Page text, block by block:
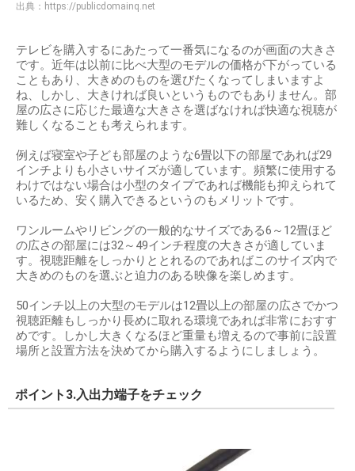
出典： https://publicdomainq.net
テレビを購入するにあたって一番気になるのが画面の大きさ
です。近年は以前に比べ大型のモデルの価格が下がっている
こともあり、大きめのものを選びたくなってしまいますよ
ね、しかし、大きければ良いというものでもありません。部
屋の広さに応じた最適な大きさを選ばなければ快適な視聴が
難しくなることも考えられます。
例えば寝室や子ども部屋のような6畳以下の部屋であれば29
インチよりも小さいサイズが適しています。頻繁に使用する
わけではない場合は小型のタイプであれば機能も抑えられて
いるため、安く購入できるというのもメリットです。
ワンルームやリビングの一般的なサイズである6～12畳ほど
の広さの部屋には32～49インチ程度の大きさが適していま
す。視聴距離をしっかりととれるのであればこのサイズ内で
大きめのものを選ぶと迫力のある映像を楽しめます。
50インチ以上の大型のモデルは12畳以上の部屋の広さでかつ
視聴距離もしっかり長めに取れる環境であれば非常におすす
めです。しかし大きくなるほど重量も増えるので事前に設置
場所と設置方法を決めてから購入するようにしましょう。
ポイント3.入出力端子をチェック